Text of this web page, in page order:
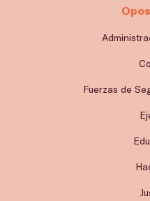
Fuerzas de